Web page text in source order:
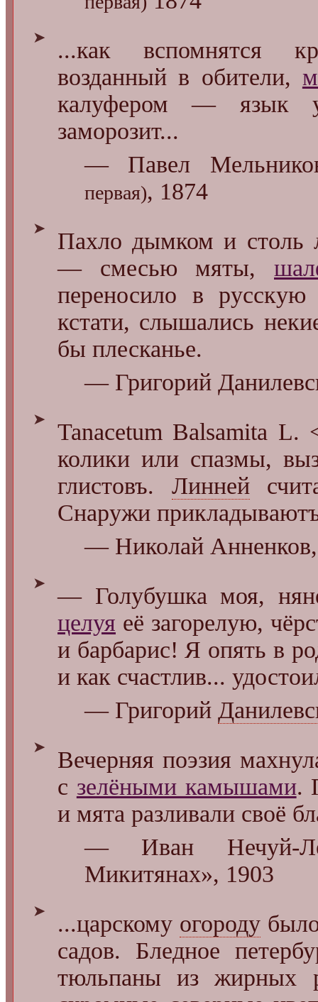
➤
...как вспомнятся
возданный в обители,
калуфером ―
заморозит...
— Павел
первая), 1874
➤
Пахло дымком и столь
― смесью мяты,
переносило в
кстати, слышались
бы плесканье.
— Григорий
➤
Tanacetum Balsamita L.
колики или спазмы,
глистовъ. Линней
Снаружи
— Николай Анненков,
➤
― Голубушка моя,
целуя её загорелую,
и барбарис! Я опять в
и как счастлив...
— Григорий
➤
Вечерняя поэзия
с зелёными камышами.
и мята разливали своё
— Иван Нечуй-
Микитянах», 1903
➤ ...царскому огороду
садов. Бледное
тюльпаны из жирных